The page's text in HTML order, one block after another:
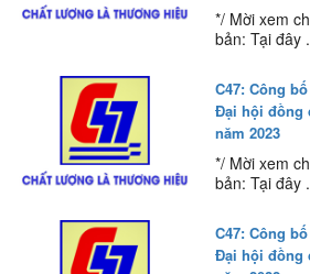
*/ Mời xem
bản: Tại đây
C47: Công
Đại hội đồng
năm 2023
*/ Mời xem
bản: Tại đây
C47: Công
Đại hội đồng